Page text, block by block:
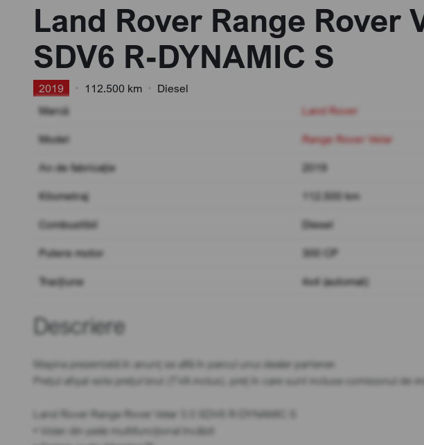
Land Rover Range Rover
SDV6 R-DYNAMIC S
2019 112.500 km
Diesel
Marcă
Land Rover
Model Range Rover Velar
An de fabricație 2019
Kilometraj 112.500 km
Combustibil Diesel
Putere motor 300 CP
Tracțiune 4x4 (automat)
Descriere
Mașina prezentată în anunț se află în parcul unui dealer partener.
Prețul afișat este prețul brut (TVA inclus), preț în care sunt incluse comisionul de
Land Rover Range Rover Velar 3.0 SDV6 R-DYNAMIC S
• Volan din piele multifuncțional încălzit